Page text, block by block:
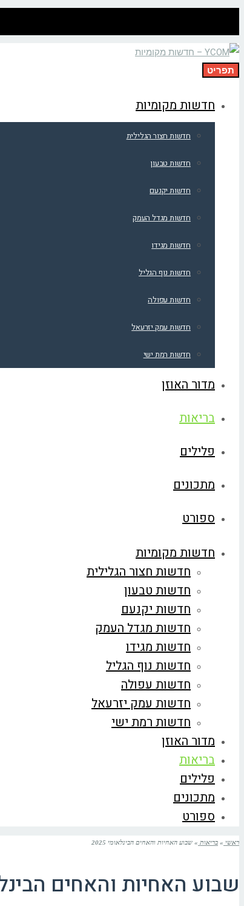
תפריט
חדשות מקומיות
חדשות חצור הגלילית
חדשות טבעון
חדשות יקנעם
חדשות מגדל העמק
חדשות מגידו
חדשות נוף הגליל
חדשות עפולה
חדשות עמק יזרעאל
חדשות רמת ישי
מדור האוזן
בריאות
פלילים
מתכונים
ספורט
חדשות מקומיות
חדשות חצור הגלילית
חדשות טבעון
חדשות יקנעם
חדשות מגדל העמק
חדשות מגידו
חדשות נוף הגליל
חדשות עפולה
חדשות עמק יזרעאל
חדשות רמת ישי
מדור האוזן
בריאות
פלילים
מתכונים
ספורט
ראשי » בריאות » שבוע האחיות והאחים הבינלאומי 2025
שבוע האחיות והאחים